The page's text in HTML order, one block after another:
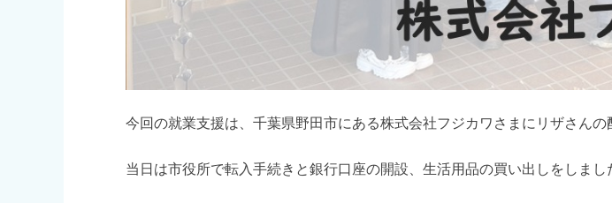
今回の就業支援は、千葉県野田市にある株式会社フジカワさまにリザさんの
当日は市役所で転入手続きと銀行口座の開設、生活用品の買い出しをしまし